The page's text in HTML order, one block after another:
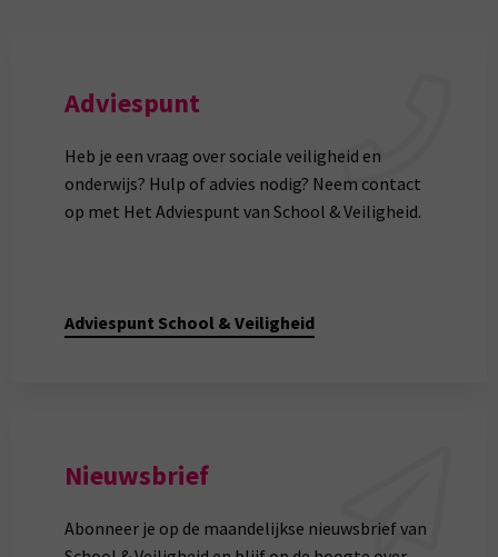
Adviespunt
Heb je een vraag over sociale veiligheid en
onderwijs? Hulp of advies nodig? Neem contact
op met Het Adviespunt van School & Veiligheid.
Adviespunt School & Veiligheid
Nieuwsbrief
Abonneer je op de maandelijkse nieuwsbrief van